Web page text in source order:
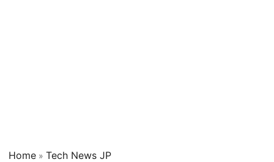
Home » Tech News JP